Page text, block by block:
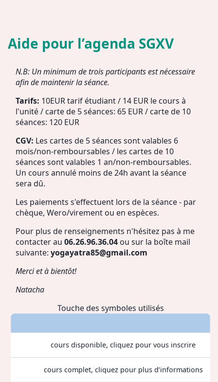
Aide pour l’agenda SGXV
N.B: Un minimum de trois participants est nécessaire
afin de maintenir la séance.
Tarifs: 10EUR tarif étudiant / 14 EUR le cours à
l'unité / carte de 5 séances: 65 EUR / carte de 10
séances: 120 EUR
CGV: Les cartes de 5 séances sont valables 6
mois/non-remboursables / les cartes de 10
séances sont valables 1 an/non-remboursables.
Un cours annulé moins de 24h avant la séance
sera dû.
Les paiements s'effectuent lors de la séance - par
chèque, Wero/virement ou en espèces.
Pour plus de renseignements n'hésitez pas à me
contacter au 06.26.96.36.04 ou sur la boîte mail
suivante: yogayatra85@gmail.com
Merci et à bientôt!
Natacha
Touche des symboles utilisés
cours disponible, cliquez pour vous inscrire
cours complet, cliquez pour plus d’informations